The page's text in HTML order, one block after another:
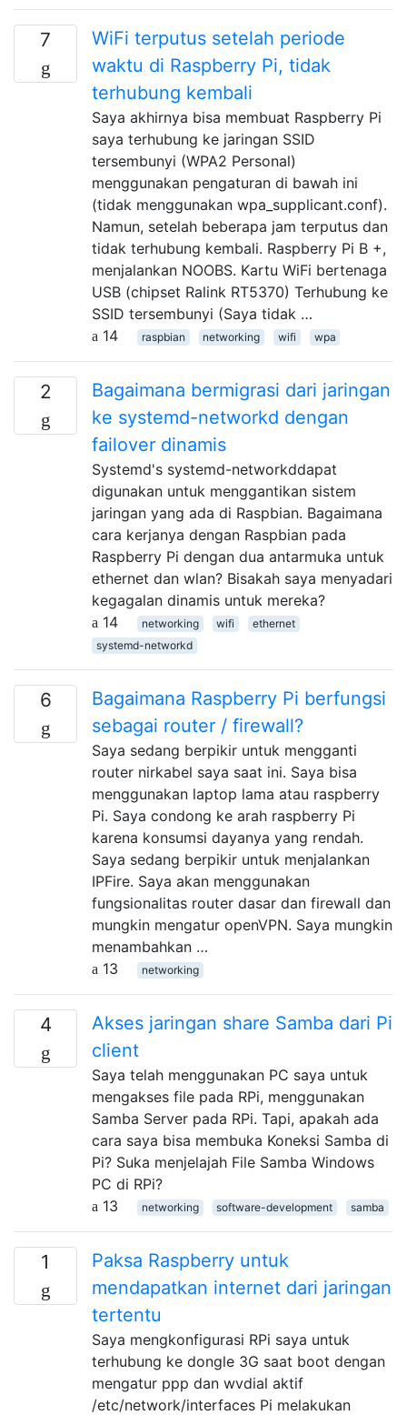
7
WiFi terputus setelah periode
waktu di Raspberry Pi, tidak
terhubung kembali
Saya akhirnya bisa membuat Raspberry Pi
saya terhubung ke jaringan SSID
tersembunyi (WPA2 Personal)
menggunakan pengaturan di bawah ini
(tidak menggunakan wpa_supplicant.conf).
Namun, setelah beberapa jam terputus dan
tidak terhubung kembali. Raspberry Pi B +,
menjalankan NOOBS. Kartu WiFi bertenaga
USB (chipset Ralink RT5370) Terhubung ke
SSID tersembunyi (Saya tidak …
14
raspbian networking wifi wpa
2
Bagaimana bermigrasi dari jaringan
ke systemd-networkd dengan
failover dinamis
Systemd's systemd-networkddapat
digunakan untuk menggantikan sistem
jaringan yang ada di Raspbian. Bagaimana
cara kerjanya dengan Raspbian pada
Raspberry Pi dengan dua antarmuka untuk
ethernet dan wlan? Bisakah saya menyadari
kegagalan dinamis untuk mereka?
14
networking wifi
ethernet
systemd-networkd
6
Bagaimana Raspberry Pi berfungsi
sebagai router / firewall?
Saya sedang berpikir untuk mengganti
router nirkabel saya saat ini. Saya bisa
menggunakan laptop lama atau raspberry
Pi. Saya condong ke arah raspberry Pi
karena konsumsi dayanya yang rendah.
Saya sedang berpikir untuk menjalankan
IPFire. Saya akan menggunakan
fungsionalitas router dasar dan firewall dan
mungkin mengatur openVPN. Saya mungkin
menambahkan …
13
networking
4
Akses jaringan share Samba dari Pi
client
Saya telah menggunakan PC saya untuk
mengakses file pada RPi, menggunakan
Samba Server pada RPi. Tapi, apakah ada
cara saya bisa membuka Koneksi Samba di
Pi? Suka menjelajah File Samba Windows
PC di RPi?
13
networking software-development samba
1
Paksa Raspberry untuk
mendapatkan internet dari jaringan
tertentu
Saya mengkonfigurasi RPi saya untuk
terhubung ke dongle 3G saat boot dengan
mengatur ppp dan wvdial aktif
/etc/network/interfaces Pi melakukan